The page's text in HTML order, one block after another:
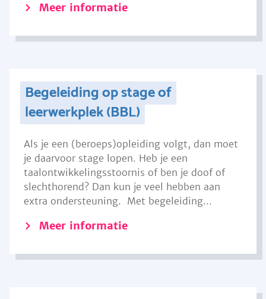
Meer informatie
Begeleiding op stage of
leerwerkplek (BBL)
Als je een (beroeps)opleiding volgt, dan moet
je daarvoor stage lopen. Heb je een
taalontwikkelingsstoornis of ben je doof of
slechthorend? Dan kun je veel hebben aan
extra ondersteuning. Met begeleiding...
Meer informatie